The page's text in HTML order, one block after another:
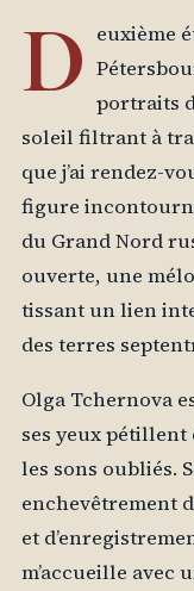
D euxième
portraits
soleil filtrant à
que j’ai rendez-
figure
du Grand Nord
ouverte, une
tissant un lien
des terres
Olga Tchernova
ses yeux
les sons oubliés.
enchevêtrement
et
m’accueille avec